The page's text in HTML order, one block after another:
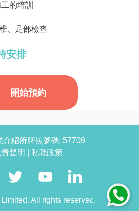
的培訓
、足部檢查
安排
開始預約
介紹所牌照號碼: 57709
責聲明
私隱政策
All rights reserved.